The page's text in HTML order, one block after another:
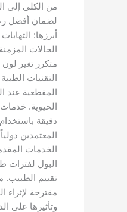
من الكلى إلى
لضمان أفضل
أبرزها:
الحالات
متكرر تغير
التقنيات
المقطعية عند
الحيوية.
دقيقة
المعتمدين
البول لفترات
تقييم الطبيب.